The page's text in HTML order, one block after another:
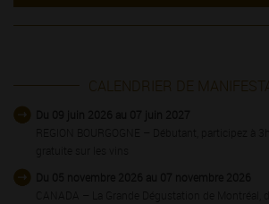
CALENDRIER DE